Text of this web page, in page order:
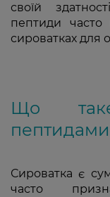
своїй
пептиди часто
сироватках для
Що
Сироватка є
часто